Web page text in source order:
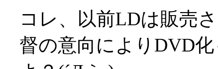
コレ、以前LDは販売
督の意向によりDVD